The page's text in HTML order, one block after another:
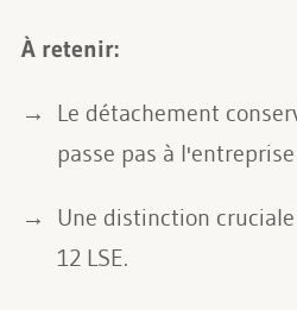
À retenir:
Le détachement
passe pas à
Une distinction
12 LSE.